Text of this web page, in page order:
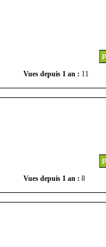
Vues depuis 1 an : 11
Vues depuis 1 an : 8